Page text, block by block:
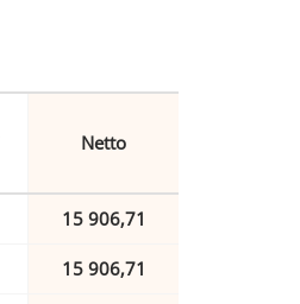
Netto
15 906,71
15 906,71